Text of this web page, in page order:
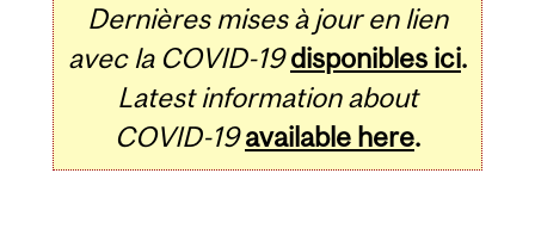
Dernières mises à jour en lien
avec la COVID-19 disponibles ici.
Latest information about
COVID-19 available here.